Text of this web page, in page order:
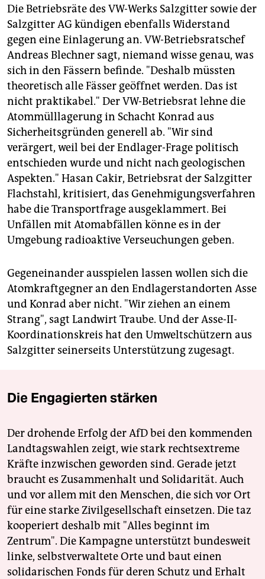
Die Betriebsräte des VW-Werks Salzgitter sowie der
Salzgitter AG kündigen ebenfalls Widerstand
gegen eine Einlagerung an. VW-Betriebsratschef
Andreas Blechner sagt, niemand wisse genau, was
sich in den Fässern befinde. "Deshalb müssten
theoretisch alle Fässer geöffnet werden. Das ist
nicht praktikabel." Der VW-Betriebsrat lehne die
Atommülllagerung in Schacht Konrad aus
Sicherheitsgründen generell ab. "Wir sind
verärgert, weil bei der Endlager-Frage politisch
entschieden wurde und nicht nach geologischen
Aspekten." Hasan Cakir, Betriebsrat der Salzgitter
Flachstahl, kritisiert, das Genehmigungsverfahren
habe die Transportfrage ausgeklammert. Bei
Unfällen mit Atomabfällen könne es in der
Umgebung radioaktive Verseuchungen geben.
Gegeneinander ausspielen lassen wollen sich die
Atomkraftgegner an den Endlagerstandorten Asse
und Konrad aber nicht. "Wir ziehen an einem
Strang", sagt Landwirt Traube. Und der Asse-II-
Koordinationskreis hat den Umweltschützern aus
Salzgitter seinerseits Unterstützung zugesagt.
Die Engagierten stärken
Der drohende Erfolg der AfD bei den kommenden
Landtagswahlen zeigt, wie stark rechtsextreme
Kräfte inzwischen geworden sind. Gerade jetzt
braucht es Zusammenhalt und Solidarität. Auch
und vor allem mit den Menschen, die sich vor Ort
für eine starke Zivilgesellschaft einsetzen. Die taz
kooperiert deshalb mit "Alles beginnt im
Zentrum". Die Kampagne unterstützt bundesweit
linke, selbstverwaltete Orte und baut einen
solidarischen Fonds für deren Schutz und Erhalt